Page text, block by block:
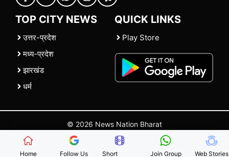
TOP CITY NEWS
उत्तर-प्रदेश
मध्य-प्रदेश
झारखंड
धर्म
QUICK LINKS
Play Store
© 2026 News Nation Bharat
| |Contact Us |Policies Terms and Conditions
Home Follow Us Short Join Group Web Stories